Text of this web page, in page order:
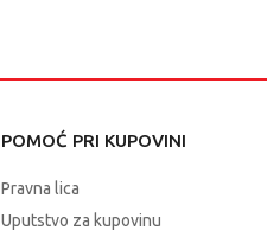
POMOĆ PRI KUPOVINI
Pravna lica
Uputstvo za kupovinu